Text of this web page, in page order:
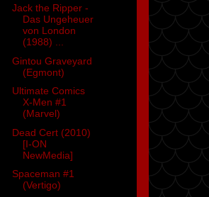
Jack the Ripper -
Das Ungeheuer
von London
(1988) ...
Gintou Graveyard
(Egmont)
Ultimate Comics
X-Men #1
(Marvel)
Dead Cert (2010)
[I-ON
NewMedia]
Spaceman #1
(Vertigo)